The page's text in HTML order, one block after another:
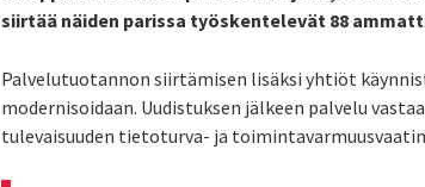
siirtää näiden parissa työskentelevät 88
Palvelutuotannon siirtämisen lisäksi yhtiöt
modernisoidaan. Uudistuksen jälkeen palvelu
tulevaisuuden tietoturva- ja